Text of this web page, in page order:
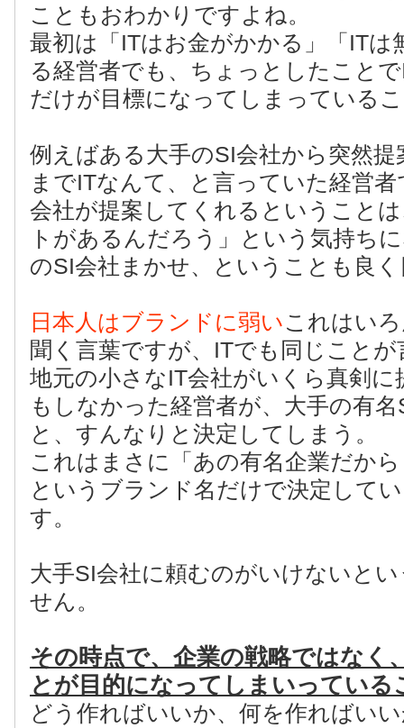
こともおわかりですよね。
最初は「ITはお金がかかる」「ITは
る経営者でも、ちょっとしたこと
だけが目標になってしまっている
例えばある大手のSI会社から突然
までITなんて、と言っていた経営
会社が提案してくれるということ
トがあるんだろう」という気持ち
のSI会社まかせ、ということも良
日本人はブランドに弱いこれはい
聞く言葉ですが、ITでも同じこと
地元の小さなIT会社がいくら真剣に
もしなかった経営者が、大手の有
と、すんなりと決定してしまう。
これはまさに「あの有名企業だか
というブランド名だけで決定して
す。
大手SI会社に頼むのがいけないと
せん。
その時点で、企業の戦略ではなく
とが目的になってしまいっている
どう作ればいいか、何を作ればい